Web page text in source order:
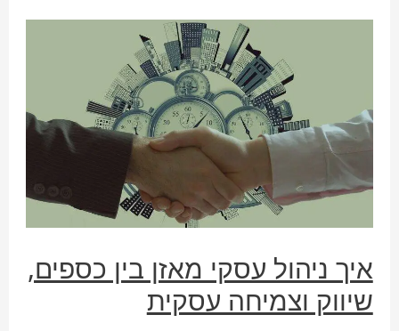
איך ניהול עסקי מאזן בין כספים,
שיווק וצמיחה עסקית